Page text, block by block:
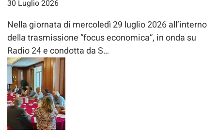
30 Luglio 2026
Nella giornata di mercoledì 29 luglio 2026 all’interno
della trasmissione “focus economica”, in onda su
Radio 24 e condotta da S…